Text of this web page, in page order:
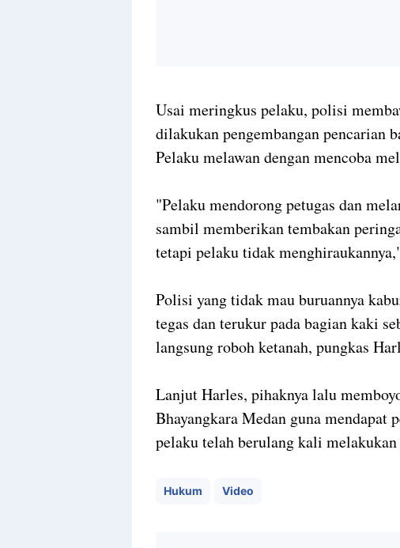
Usai meringkus pelaku, polisi
dilakukan pengembangan pencarian
Pelaku melawan dengan mencoba
"Pelaku mendorong petugas dan
sambil memberikan tembakan
tetapi pelaku tidak
Polisi yang tidak mau buruannya
tegas dan terukur pada bagian kaki
langsung roboh ketanah, pungkas
Lanjut Harles, pihaknya lalu
Bhayangkara Medan guna mendapat
pelaku telah berulang kali
Hukum Video